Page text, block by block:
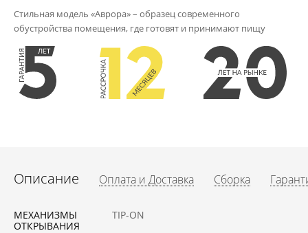
Стильная модель «Аврора» – образец современного
обустройства помещения, где готовят и принимают пищу
Описание Оплата и Доставка Сборка
МЕХАНИЗМЫ
ОТКРЫВАНИЯ
TIP-ON